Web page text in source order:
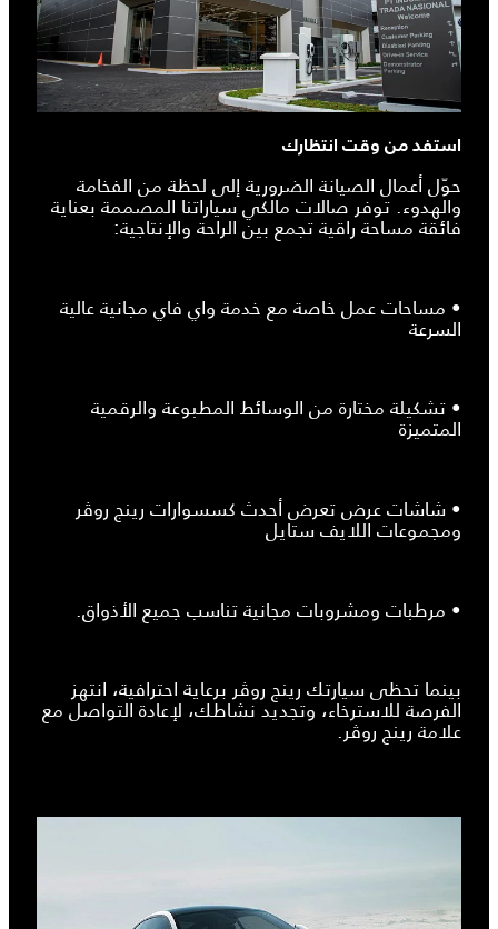
استفد من وقت انتظارك
حوّل أعمال الصيانة الضرورية إلى لحظة من الفخامة
والهدوء. توفر صالات مالكي سياراتنا المصممة بعناية
فائقة مساحة راقية تجمع بين الراحة والإنتاجية:
• مساحات عمل خاصة مع خدمة واي فاي مجانية عالية
السرعة
• تشكيلة مختارة من الوسائط المطبوعة والرقمية
المتميزة
• شاشات عرض تعرض أحدث كسسوارات رينج روڤر
ومجموعات اللايف ستايل
• مرطبات ومشروبات مجانية تناسب جميع الأذواق.
بينما تحظى سيارتك رينج روڤر برعاية احترافية، انتهز
الفرصة للاسترخاء، وتجديد نشاطك، لإعادة التواصل مع
علامة رينج روڤر.